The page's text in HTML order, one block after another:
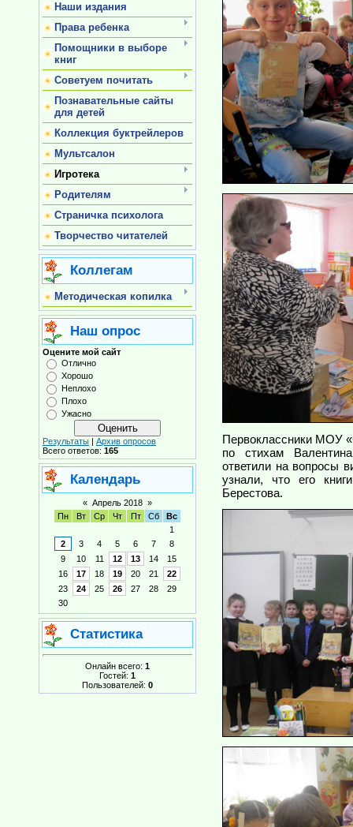
Наши издания
Права ребенка
Помощники в выборе
книг
Советуем почитать
Познавательные сайты
для детей
Коллекция буктрейлеров
Мультсалон
Игротека
Родителям
Страничка психолога
Творчество читателей
Коллегам
Методическая копилка
Наш опрос
Оцените мой сайт
Отлично
Хорошо
Неплохо
Плохо
Ужасно
Результаты | Архив опросов
Всего ответов: 165
Календарь
« Апрель 2018 »
Пн
Вт Ср Чт Пт Сб
Вс
1
2
3 4 5 6 7
8
9
10 11 12 13 14
15
16
17 18 19 20 21
22
23
24 25 26 27 28
29
30
Статистика
Онлайн всего: 1
Гостей: 1
Пользователей: 0
Первоклассники МОУ
по стихам
ответили на вопросы
узнали, что его
Берестова.